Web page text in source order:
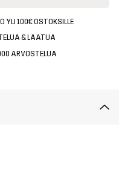
YLI 100€ OSTOKSILLE
& LAATUA
ARVOSTELUA